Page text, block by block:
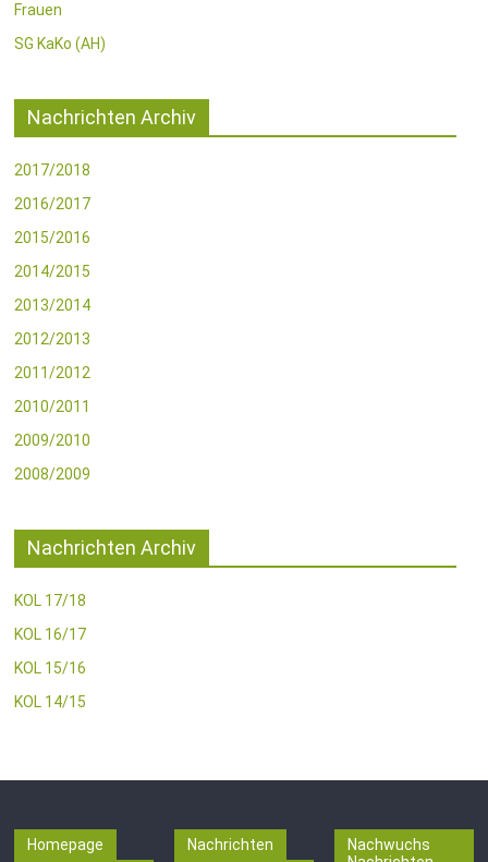
Frauen
SG KaKo (AH)
Nachrichten Archiv
2017/2018
2016/2017
2015/2016
2014/2015
2013/2014
2012/2013
2011/2012
2010/2011
2009/2010
2008/2009
Nachrichten Archiv
KOL 17/18
KOL 16/17
KOL 15/16
KOL 14/15
Homepage Nachrichten
Nachwuchs